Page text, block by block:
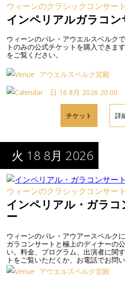
ウィーンのクラシックコンサート
インペリアルガラコン
ウィーンのパレ・アウエルスベルク
トのみの公式チケットを購入できま
をご覧ください。
アウエルスペルク宮殿
日 16 8月 2026 20:00
チケット 詳
火 18 8月 2026
ウィーンのクラシックコンサート
インペリアル・ガラ
ー
ウィーンのパレ・アウアースペルク
ガラコンサートと極上のディナーの
い。料金、プログラム、出演者に関
トをご覧いただくか、お電話でお問
アウエルスペルク宮殿